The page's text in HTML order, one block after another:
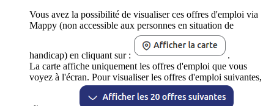
Vous avez la possibilité de visualiser ces offres d'emploi via
Mappy (non accessible aux personnes en situation de
handicap) en cliquant sur :
.
La carte affiche uniquement les offres d'emploi que vous
voyez à l'écran. Pour visualiser les offres d'emploi suivantes,